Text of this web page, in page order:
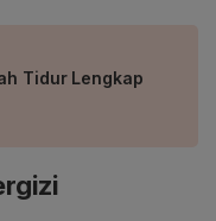
Tidur Lengkap